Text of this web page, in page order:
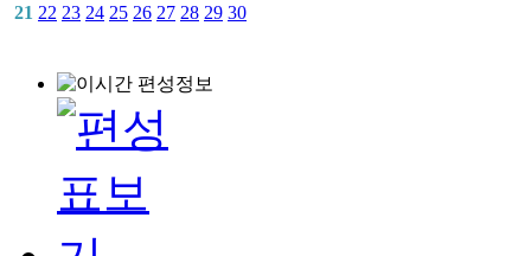
21 22 23 24 25 26 27 28 29 30